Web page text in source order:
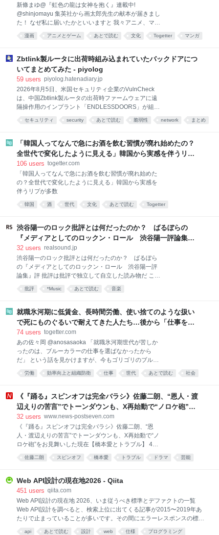
で働きつづける女性たちの姿、いまさらできない就
職、どんどん地元へ帰るか結婚するかの二択へ収まっ
ていく同年代の女性たち、半端な立ち位置、それでも
小さく幸福で素朴な毎日。タイトルは離職したことを
が、幸福な毎日を過ごしている」姿をフ
新條まゆ@『虹色の龍は女神を抱く』連載中!
@shinjomayu 集英社から画太郎先生の献本が届きまし
た！ なぜ私に届いたかといいますと 我々アニメ、マン
ガ業界で、オマージュに対してピリピリした空気が漂
ってしまった残念な昨今、 めちゃくちゃ気を使ってく
ロディを許可していただきたいとのご連絡がありまし
た！ 私はもう、光栄で光栄で、もしも本になったら 棺
桶に入れてもらうアイテムにしたいと考えてました。
け ですが、そしたら後日ですね… とんでもないものが
届いたわけですよ！！！ ご覧くださいよ、３枚
目！！！！ こんな画太郎先生の絵を見たことあります
か？ 「綺麗な顔してるだろ。嘘みたいだろ。画太郎先
漫画 アニメとゲーム あとで読む 文化 Togetter マンガ
Zbtlink製ルータに出荷時組み込まれていたバックドアにつ
いてまとめてみた - piyolog
59 users piyolog.hatenadiary.jp
2026年8月5日、米国セキュリティ企業のVulnCheck
は、中国Zbtlink製ルータの出荷時ファームウェアに遠
隔操作用のインプラント「ENDLESSDOORS」が組み
込まれていたとする調査結果を公開しました。対象の
実装は外部から侵害を受けて仕込まれたものではな
れていたとされています。Zbtlinkはこの指摘に対し独
自の説明を示しており、VulnCheckの観測と正面から
対立しています。ここでは関連する情報をまとめま
Shenzhen Zhibotong Electronicsのブランドで、ルー
タを製造し世界各地への販売向けにホワイトレーベル
供給している中国のメーカーである。対象機種には、
SIMカードを2枚搭載する5G対応のCPEも含まれる。
セキュリティ security あとで読む 脆弱性 network まとめ
「韓国人ってなんで急にお酒を飲む習慣が廃れ始めたの？
全世代で変化したように見える」韓国から実感を伴うリプ
が多数
106 users togetter.com
「韓国人ってなんで急にお酒を飲む習慣が廃れ始めた
の？全世代で変化したように見える」韓国から実感を
伴うリプが多数
韓国 酒 世代 文化 あとで読む Togetter
渋谷陽一のロック批評とは何だったのか？ ばるぼらの
『メディアとしてのロックン・ロール 渋谷陽一評論集』
評
32 users realsound.jp
渋谷陽一のロック批評とは何だったのか？ ばるぼら
の『メディアとしてのロックン・ロール 渋谷陽一評
論集』評 批評は批評で独立して自立した読み物だ これ
までちゃんと読んだことがなく、「最後の単行本」と
いうキャッチコピーをきっかけに、何か感傷的な気持
に面食らうだろう。一体この人はなぜずっと怒りっぱ
なしなのかと。それはもちろん、自分たち以外すべて
のロック・ジャーナリズムがゴミだったからだ。 日本
出た。2026年6月9日に刊行された『メディアとしての
ロックン・ロール 渋谷陽一評論集』である。雑誌
『ロッキング・オン』『CUT』をはじめ数々の雑誌を
創刊してきた編集者であり、音楽ジャーナリストであ
批評 *Music あとで読む 音楽
就職氷河期に低賃金、長時間労働、使い捨てのような扱い
で死にものぐるいで耐えてきた人たち…後から「仕事を選
んでいたからだ」と本人の選択の問題に書き換えるのはあ
まりに短絡的という話
74 users togetter.com
あの佐々岡 @anosasaoka 「就職氷河期世代が苦しか
ったのは、ブルーカラーの仕事を選ばなかったから
だ」 という話を見かけますが、今もゴリゴリのブルー
カラーで週6勤務している福祉系インフラ土方の私か
らすると、 マジで何言ってんだこいつ、ですね。 氷河
る仕事だけを待っていたとでも思っているのでしょう
か。 身体を使う仕事へ行った人間なんて、いくらでも
います。 見えていないだけです。 建設へ行った。 物
行った。 非正規でも何でも、とにかく食うために働い
た。 そしてそこで、低賃金、長時間労働、使い捨てに
近い働かせ方に、死にものぐるいで耐えてきた人たち
がいる。 それを今になって、 「仕事はあった」 「選
労働 効率向上と組織防衛 仕事 世代 あとで読む 社会
《『踊る』スピンオフは完全バラシ》佐藤二朗、“恩人・渡
辺えりの苦言”でトーンダウンも、X再始動で“ノロケ砲”を
お見舞いした現在【橋本愛とトラブル】
32 users www.news-postseven.com
《『踊る』スピンオフは完全バラシ》佐藤二朗、“恩
人・渡辺えりの苦言”でトーンダウンも、X再始動で“ノ
ロケ砲”をお見舞いした現在【橋本愛とトラブル】 4月
期に放送されたドラマ『夫婦別姓刑事』（フジテレビ
系）で共演した橋本愛（30）とのトラブルが発覚した
『踊る大捜査線 N.E.W. メトロポリスを駆け抜けろ！』
（9月18日公開）のスピンオフ作品の撮影中止が正式
に決まったという。 フジテレビ関係者が明かす。 「7
月より撮影スタートする予定でしたが、騒動を受け
て、フジが主演の佐藤さん側に降板を通達したと聞い
から！一旦中止して整えてるだけ…〉などとXに投稿
佐藤二朗 スピンオフ 橋本愛 トラブル ドラマ 芸能
Web API設計の現在地2026 - Qiita
451 users qiita.com
Web API設計の現在地 2026、いま従うべき標準とデファクトの一覧
Web API設計を調べると、検索上位に出てくる記事が2015〜2019年あ
たりで止まっていることが多いです。その間にエラーレスポンスの標準
ができ、OAuthのグラントタイプは選択基準が変わり、APIの廃止告知に
api あとで読む 設計 web 仕様 プログラミング